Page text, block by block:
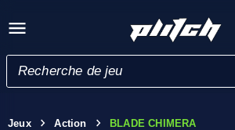
Jeux Action BLADE CHIMERA